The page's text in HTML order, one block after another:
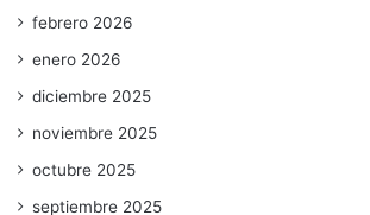
febrero 2026
enero 2026
diciembre 2025
noviembre 2025
octubre 2025
septiembre 2025